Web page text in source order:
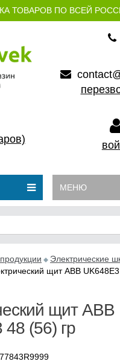
ТОВАРОВ ПО ВСЕЙ
МЕНЮ
Электрические
щит ABB
щит ABB
(56) гр